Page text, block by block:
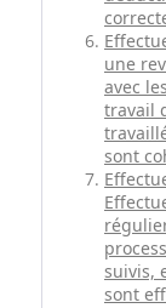
une
avec
travail
sont
suivis,
sont